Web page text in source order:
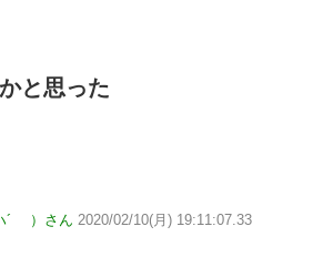
と思った
´ ）さん 2020/02/10(月) 19:11:07.33